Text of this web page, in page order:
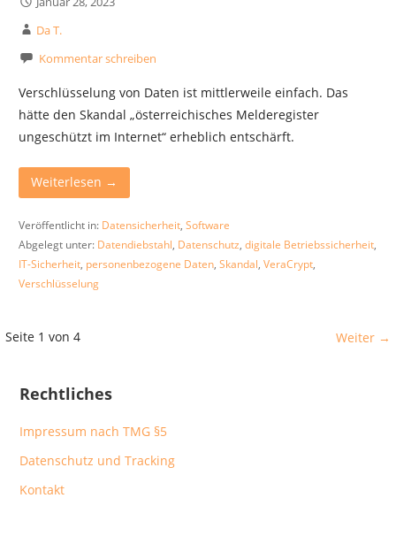
Da T.
Kommentar schreiben
Verschlüsselung von Daten ist mittlerweile einfach. Das
hätte den Skandal „österreichisches Melderegister
ungeschützt im Internet“ erheblich entschärft.
Weiterlesen →
Veröffentlicht in: Datensicherheit, Software
Abgelegt unter: Datendiebstahl, Datenschutz, digitale Betriebssicherheit,
IT-Sicherheit, personenbezogene Daten, Skandal, VeraCrypt,
Verschlüsselung
Beitrag
Seite 1 von 4 Weiter →
Rechtliches
Impressum nach TMG §5
Datenschutz und Tracking
Kontakt